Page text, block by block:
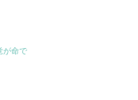
が命で